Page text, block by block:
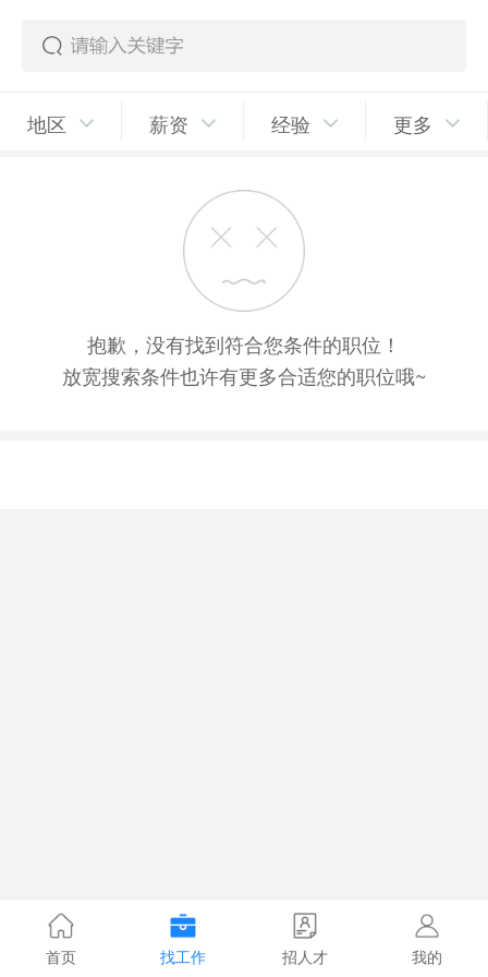
地区 薪资 经验 更多
抱歉，没有找到符合您条件的职位！
放宽搜索条件也许有更多合适您的职位哦~
首页 找工作 招人才 我的